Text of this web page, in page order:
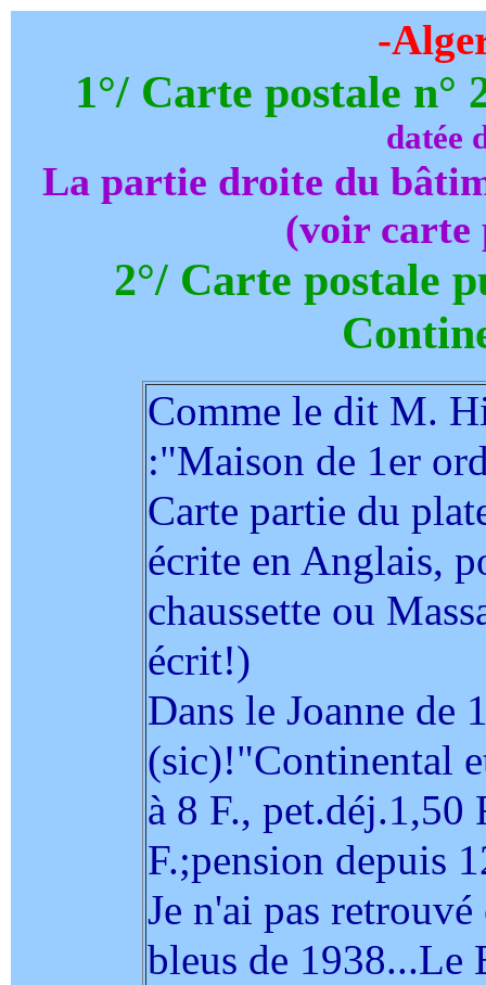
-
1°/ Carte postale n°
datée
La partie droite du
(voir carte
2°/ Carte postale
Comme le dit M.
:"Maison de 1er
Carte partie du
écrite en Anglais,
chaussette ou
écrit!)
Dans le Joanne de
(sic)!"Continental
à 8 F.,
F.;pension depuis
Je n'ai pas
bleus de 1938...Le